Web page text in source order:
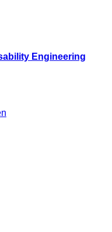
Engineering